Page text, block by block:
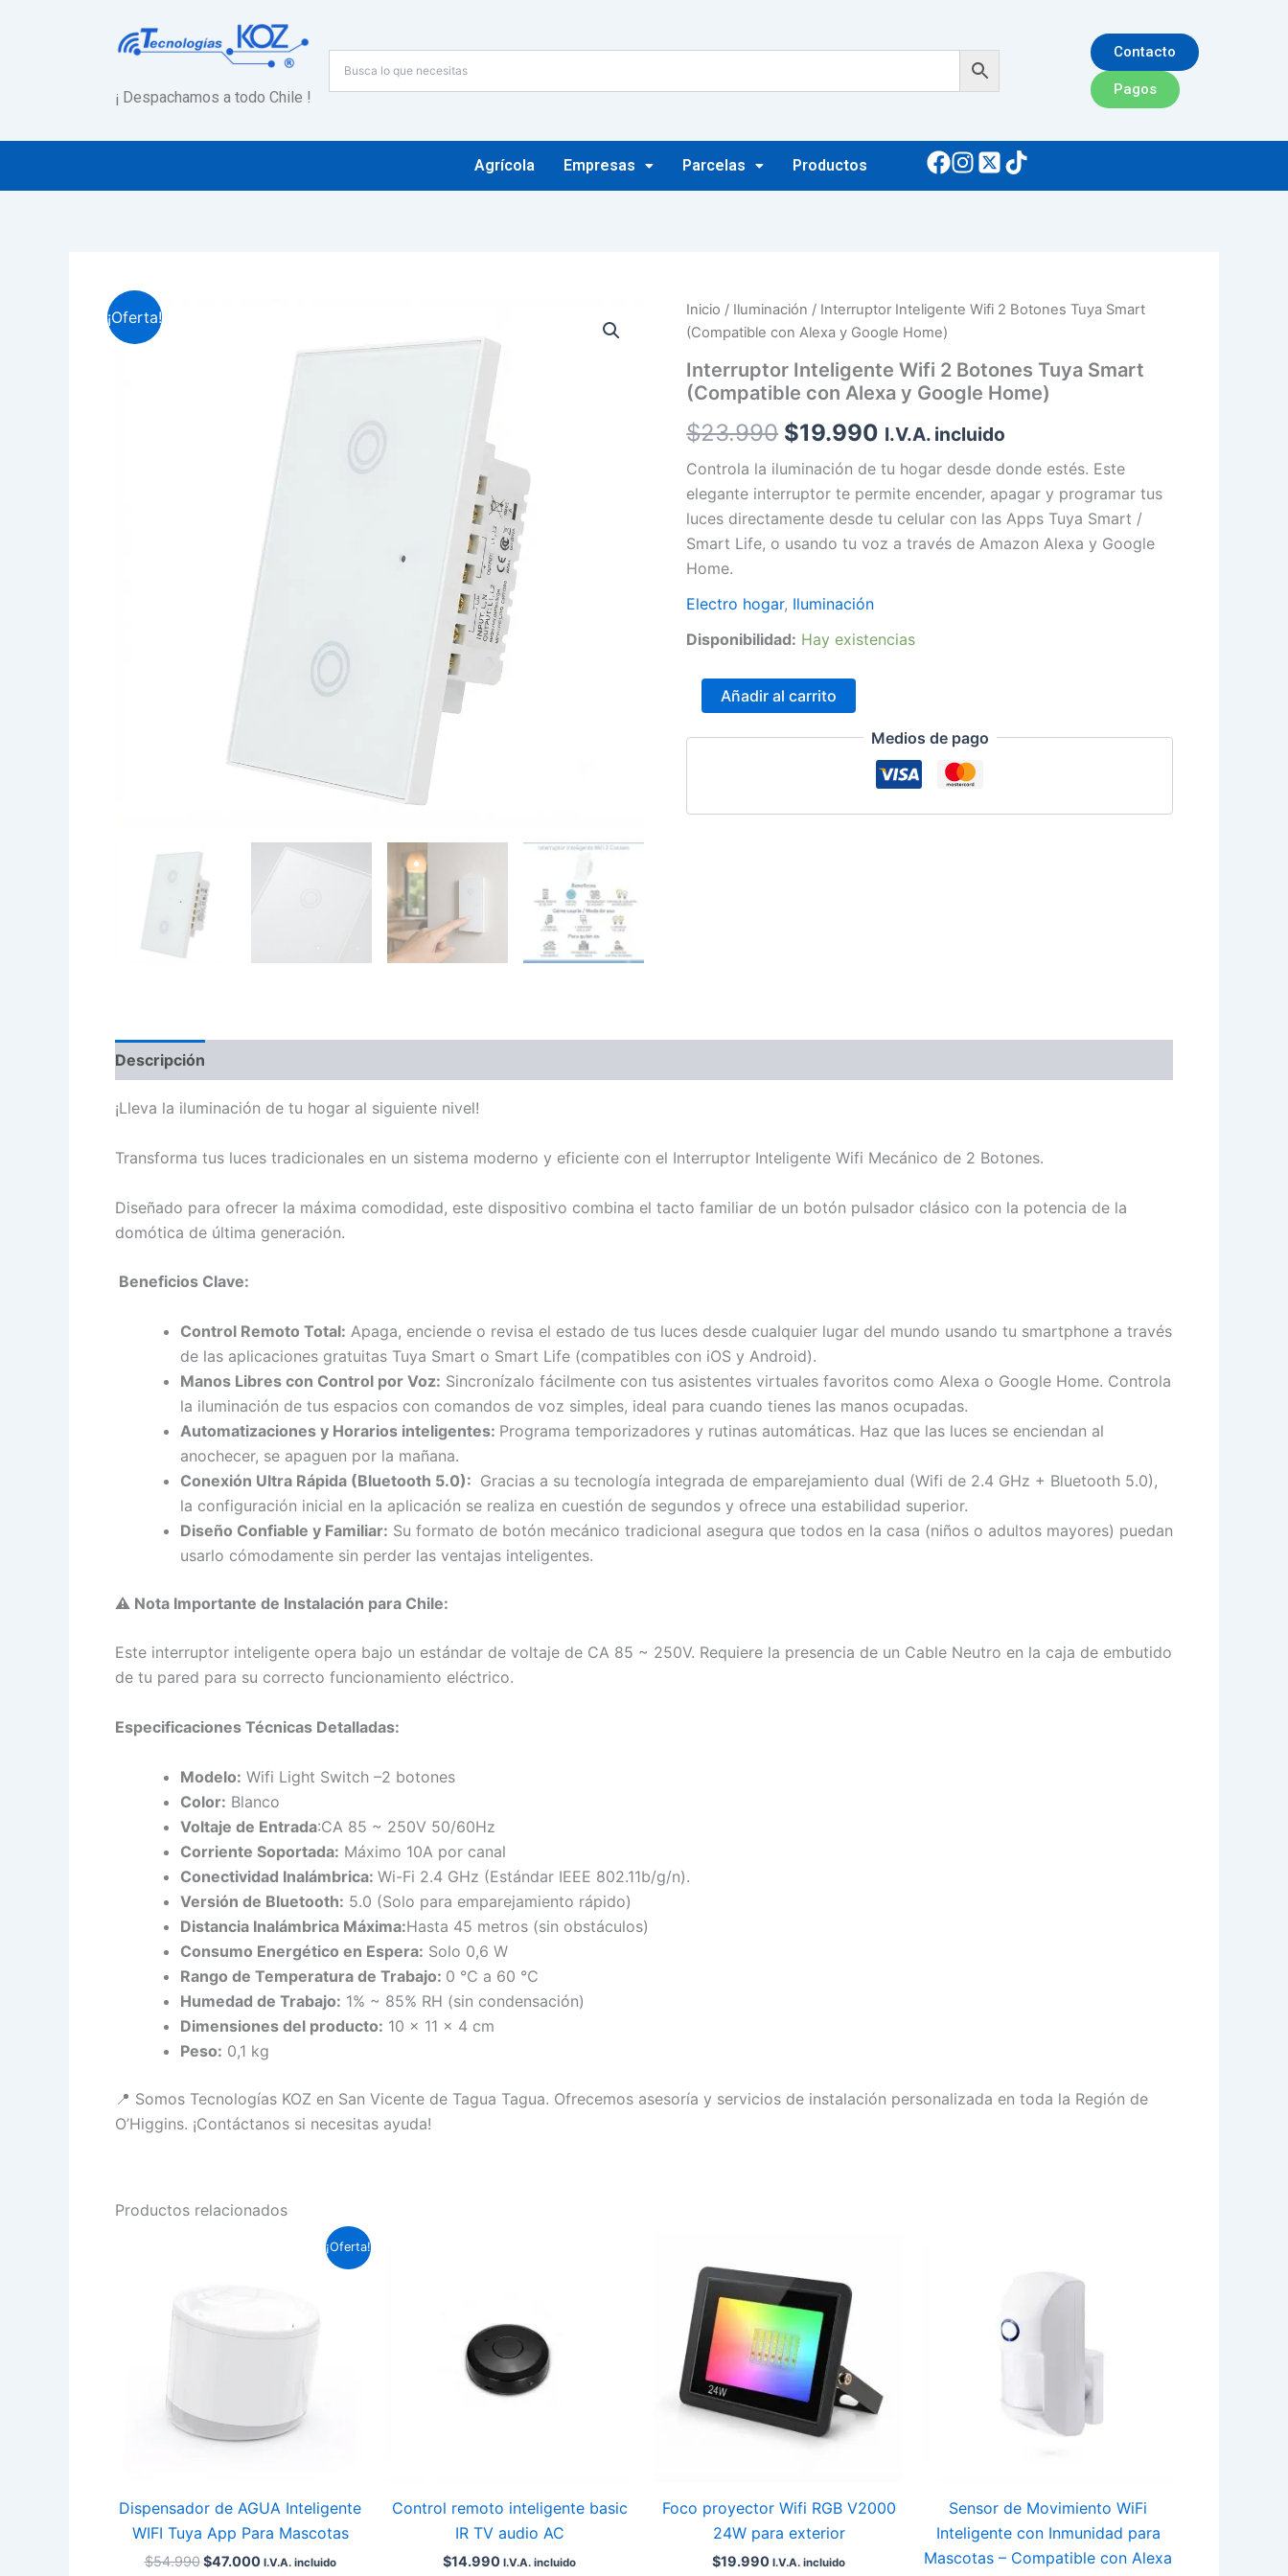
¡ Despachamos a todo Chile !
Contacto
Pagos
Agrícola Empresas Parcelas Productos
¡Oferta! Inicio / Iluminación / Interruptor Inteligente Wifi 2 Botones Tuya Smart
(Compatible con Alexa y Google Home)
Interruptor Inteligente Wifi 2 Botones Tuya Smart
(Compatible con Alexa y Google Home)
$23.990
El
original
era:
$23.990.
$19.990
El
actual
es:
$19.990.
I.V.A. incluido
Controla la iluminación de tu hogar desde donde estés. Este
elegante interruptor te permite encender, apagar y programar tus
luces directamente desde tu celular con las Apps Tuya Smart /
Smart Life, o usando tu voz a través de Amazon Alexa y Google
Home.
Electro hogar, Iluminación
Disponibilidad: Hay existencias
Interruptor
Inteligente
Wifi
2
Botones
Tuya
Smart
(Compatible
con
Alexa
y
Google
Home)
Añadir al carrito
Medios de pago
Descripción
¡Lleva la iluminación de tu hogar al siguiente nivel!
Transforma tus luces tradicionales en un sistema moderno y eficiente con el Interruptor Inteligente Wifi Mecánico de 2 Botones.
Diseñado para ofrecer la máxima comodidad, este dispositivo combina el tacto familiar de un botón pulsador clásico con la potencia de la
domótica de última generación.
Beneficios Clave:
Control Remoto Total: Apaga, enciende o revisa el estado de tus luces desde cualquier lugar del mundo usando tu smartphone a través
de las aplicaciones gratuitas Tuya Smart o Smart Life (compatibles con iOS y Android).
Manos Libres con Control por Voz: Sincronízalo fácilmente con tus asistentes virtuales favoritos como Alexa o Google Home. Controla
la iluminación de tus espacios con comandos de voz simples, ideal para cuando tienes las manos ocupadas.
Automatizaciones y Horarios inteligentes: Programa temporizadores y rutinas automáticas. Haz que las luces se enciendan al
anochecer, se apaguen por la mañana.
Conexión Ultra Rápida (Bluetooth 5.0): Gracias a su tecnología integrada de emparejamiento dual (Wifi de 2.4 GHz + Bluetooth 5.0),
la configuración inicial en la aplicación se realiza en cuestión de segundos y ofrece una estabilidad superior.
Diseño Confiable y Familiar: Su formato de botón mecánico tradicional asegura que todos en la casa (niños o adultos mayores) puedan
usarlo cómodamente sin perder las ventajas inteligentes.
⚠️ Nota Importante de Instalación para Chile:
Este interruptor inteligente opera bajo un estándar de voltaje de CA 85 ~ 250V. Requiere la presencia de un Cable Neutro en la caja de embutido
de tu pared para su correcto funcionamiento eléctrico.
Especificaciones Técnicas Detalladas:
Modelo: Wifi Light Switch –2 botones
Color: Blanco
Voltaje de Entrada:CA 85 ~ 250V 50/60Hz
Corriente Soportada: Máximo 10A por canal
Conectividad Inalámbrica: Wi-Fi 2.4 GHz (Estándar IEEE 802.11b/g/n).
Versión de Bluetooth: 5.0 (Solo para emparejamiento rápido)
Distancia Inalámbrica Máxima:Hasta 45 metros (sin obstáculos)
Consumo Energético en Espera: Solo 0,6 W
Rango de Temperatura de Trabajo: 0 ℃ a 60 ℃
Humedad de Trabajo: 1% ~ 85% RH (sin condensación)
Dimensiones del producto: 10 × 11 × 4 cm
Peso: 0,1 kg
📍 Somos Tecnologías KOZ en San Vicente de Tagua Tagua. Ofrecemos asesoría y servicios de instalación personalizada en toda la Región de
O’Higgins. ¡Contáctanos si necesitas ayuda!
Productos relacionados
¡Oferta!
Dispensador de AGUA Inteligente
WIFI Tuya App Para Mascotas
$54.990 $47.000 I.V.A. incluido
Control remoto inteligente basic
IR TV audio AC
$14.990 I.V.A. incluido
Foco proyector Wifi RGB V2000
24W para exterior
$19.990 I.V.A. incluido
Sensor de Movimiento WiFi
Inteligente con Inmunidad para
Mascotas – Compatible con Alexa